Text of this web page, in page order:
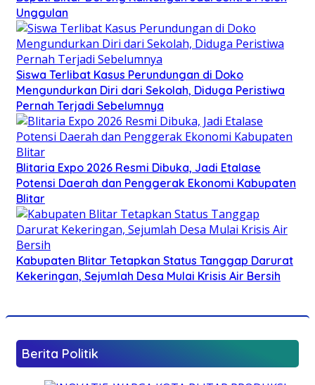
Unggulan
Siswa Terlibat Kasus Perundungan di Doko
Mengundurkan Diri dari Sekolah, Diduga Peristiwa
Pernah Terjadi Sebelumnya
Blitaria Expo 2026 Resmi Dibuka, Jadi Etalase
Potensi Daerah dan Penggerak Ekonomi Kabupaten
Blitar
Kabupaten Blitar Tetapkan Status Tanggap Darurat
Kekeringan, Sejumlah Desa Mulai Krisis Air Bersih
Berita Politik